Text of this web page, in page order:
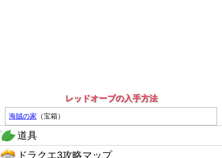
レッドオーブの入手方法
海賊の家 （宝箱）
道具
ドラクエ3攻略マップ